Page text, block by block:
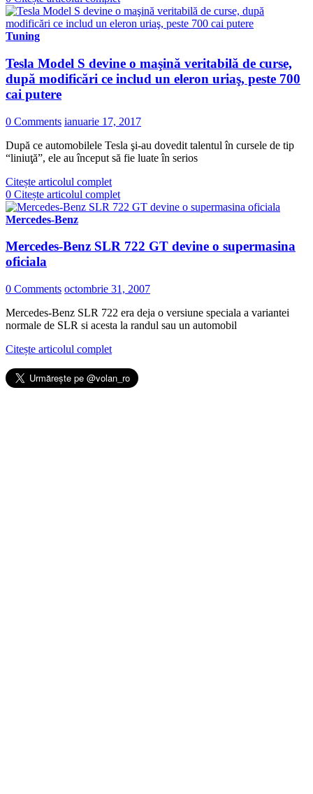
Tuning
Tesla Model S devine o maşină veritabilă de curse,
după modificări ce includ un eleron uriaş, peste 700
cai putere
0 Comments ianuarie 17, 2017
După ce automobilele Tesla şi-au dovedit talentul în cursele de tip
“liniuţă”, ele au început să fie luate în serios
Citește articolul complet
0 Citește articolul complet
Mercedes-Benz
Mercedes-Benz SLR 722 GT devine o supermasina
oficiala
0 Comments octombrie 31, 2007
Mercedes-Benz SLR 722 era deja o versiune speciala a variantei
normale de SLR si acesta la randul sau un automobil
Citește articolul complet